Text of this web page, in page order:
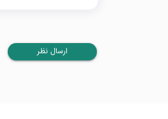
ارسال نظر